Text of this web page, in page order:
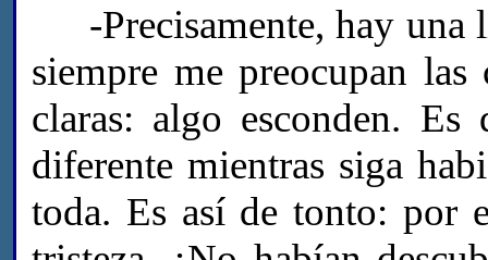
-Precisamente, hay una
siempre me preocupan las
claras: algo esconden. Es
diferente mientras siga
toda. Es así de tonto: por